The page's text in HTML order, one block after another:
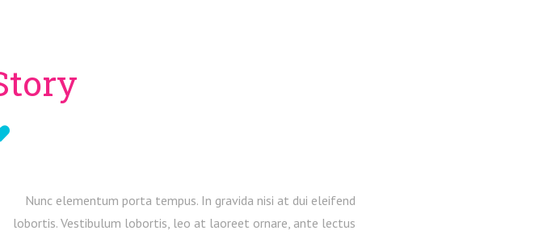
Nunc elementum porta tempus. In gravida nisi at dui eleifend
lobortis. Vestibulum lobortis, leo at laoreet ornare, ante lectus